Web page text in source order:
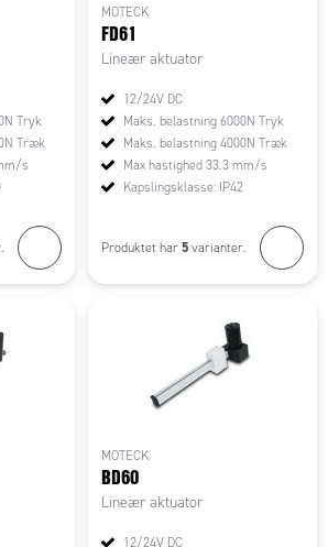
Tryk
Træk
s
MOTECK
FD61
Lineær aktuator
12/24V DC
Maks. belastning 6000N Tryk
Maks. belastning 4000N Træk
Max hastighed 33.3 mm/s
Kapslingsklasse: IP42
Produktet har 5 varianter.
MOTECK
BD60
Lineær aktuator
12/24V DC